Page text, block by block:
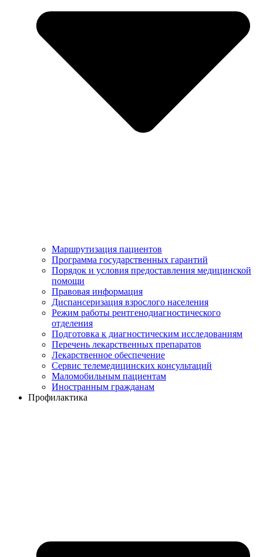
Маршрутизация пациентов
Программа государственных гарантий
Порядок и условия предоставления медицинской
помощи
Правовая информация
Диспансеризация взрослого населения
Режим работы рентгенодиагностического
отделения
Подготовка к диагностическим исследованиям
Перечень лекарственных препаратов
Лекарственное обеспечение
Сервис телемедицинских консультаций
Маломобильным пациентам
Иностранным гражданам
Профилактика